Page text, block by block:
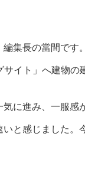
集長の當間です
イト」へ建物の
気に進み、一服
と感じました。